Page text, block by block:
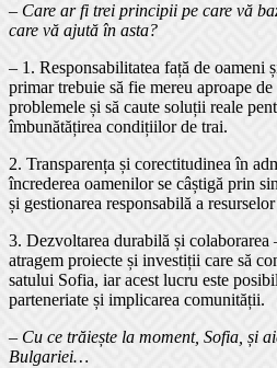
–Care ar fi trei principii pe care vă
care vă ajută în asta?
– 1. Responsabilitatea față de oameni
primar trebuie să fie mereu aproape de
problemele și să caute soluții reale
îmbunătățirea condițiilor de trai.
2. Transparența și corectitudinea în
încrederea oamenilor se câștigă prin
și gestionarea responsabilă a
3. Dezvoltarea durabilă și colaborarea
atragem proiecte și investiții care să
satului Sofia, iar acest lucru este
parteneriate și implicarea comunității.
– Cu ce trăiește la moment, Sofia, și
Bulgariei…